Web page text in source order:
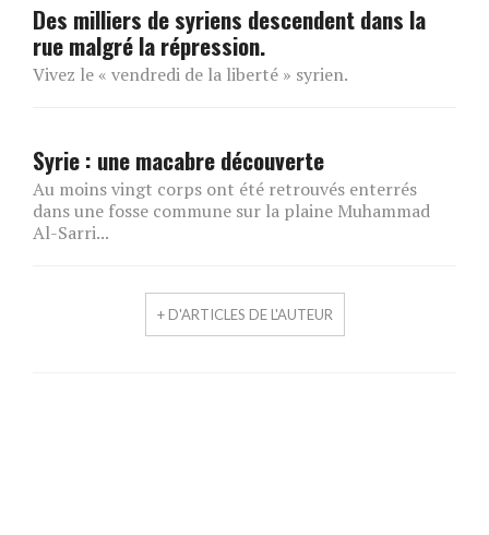
Des milliers de syriens descendent dans la
rue malgré la répression.
Vivez le « vendredi de la liberté » syrien.
Syrie : une macabre découverte
Au moins vingt corps ont été retrouvés enterrés
dans une fosse commune sur la plaine Muhammad
Al-Sarri...
+ D'ARTICLES DE L'AUTEUR